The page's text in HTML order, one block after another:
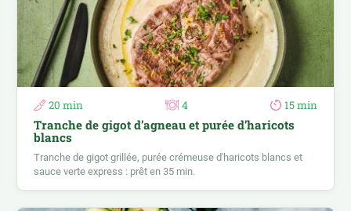
20 min 4 15 min
Tranche de gigot d’agneau et purée d’haricots
blancs
Tranche de gigot grillée, purée crémeuse d'haricots blancs et
sauce verte express : prêt en 35 min.